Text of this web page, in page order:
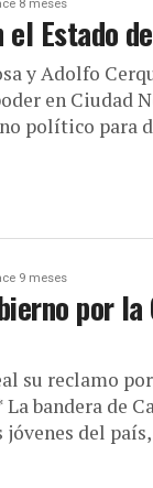
8 meses
el Estado
y Adolfo
en Ciudad
político para
9 meses
por la
su reclamo
bandera de
del país,